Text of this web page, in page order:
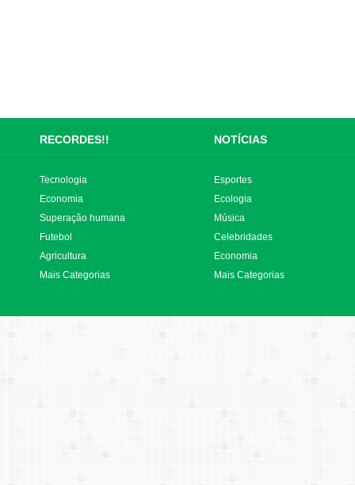
RECORDES!! NOTÍCIAS
Tecnologia
Economia
Superação humana
Futebol
Agricultura
Mais Categorias
Esportes
Ecologia
Música
Celebridades
Economia
Mais Categorias